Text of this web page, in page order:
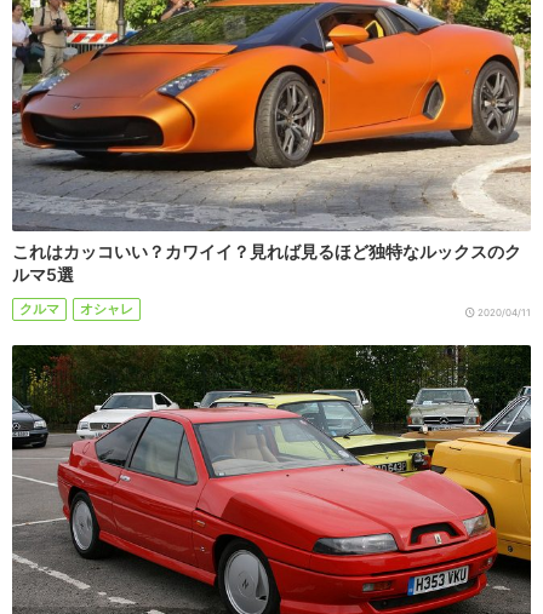
これはカッコいい？カワイイ？見れば見るほど独特なルックスのク
ルマ5選
クルマ オシャレ 2020/04/11